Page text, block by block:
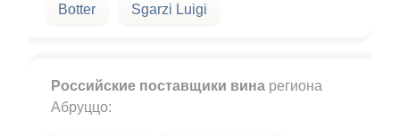
Botter Sgarzi Luigi
Российские поставщики вина региона
Абруццо: